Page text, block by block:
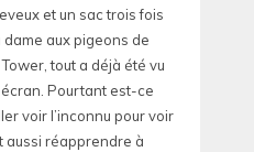
et un sac trois fois
aux pigeons de
tout a déjà été vu
Pourtant est-ce
voir l’inconnu pour voir
aussi réapprendre à